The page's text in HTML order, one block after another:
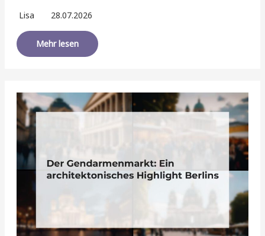
Lisa 28.07.2026
Mehr lesen